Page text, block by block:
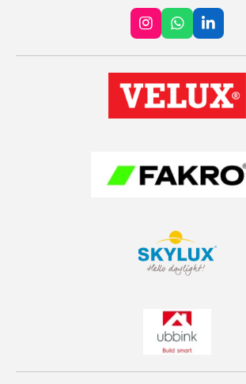
I
n
s
t
a
g
W
h
a
t
s
A
L
i
n
k
e
d